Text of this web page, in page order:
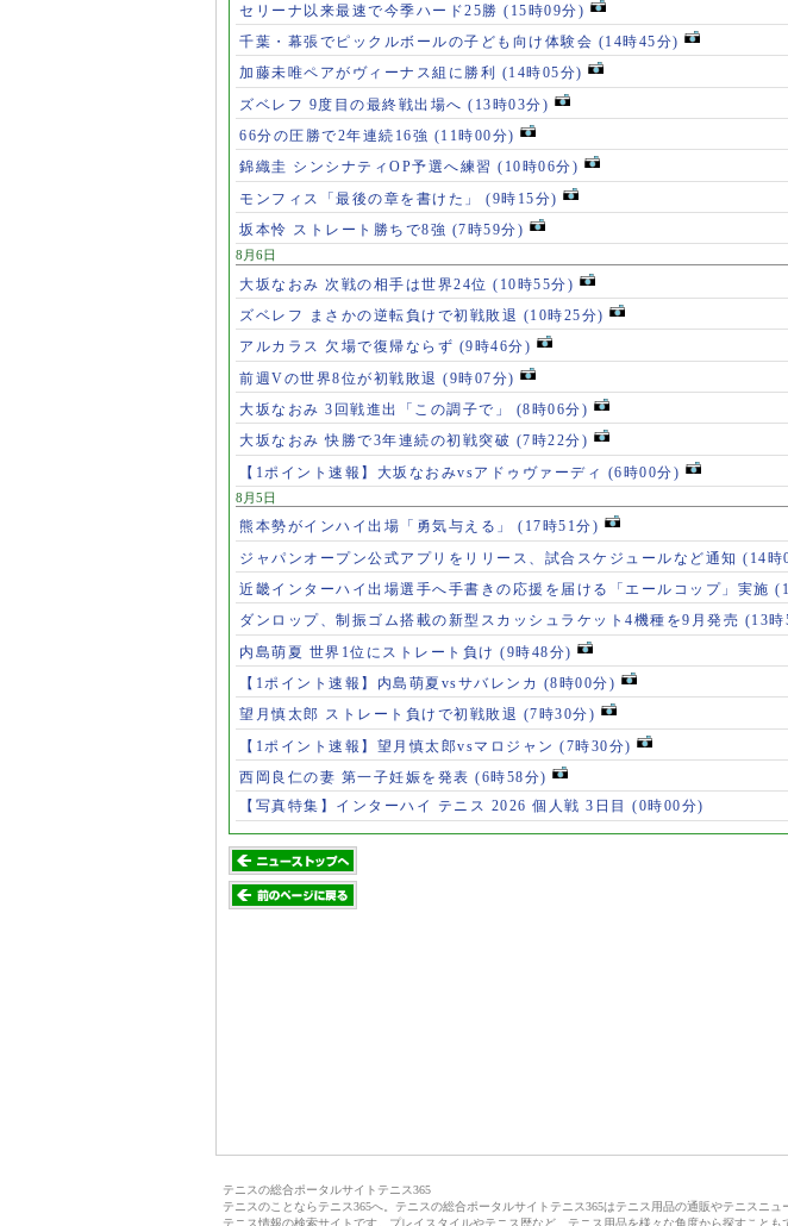
セリーナ以来最速で今季ハード25勝 (15時09分)
千葉・幕張でピックルボールの子ども向け体験会 (14時45分)
加藤未唯ペアがヴィーナス組に勝利 (14時05分)
ズベレフ 9度目の最終戦出場へ (13時03分)
66分の圧勝で2年連続16強 (11時00分)
錦織圭 シンシナティOP予選へ練習 (10時06分)
モンフィス「最後の章を書けた」 (9時15分)
坂本怜 ストレート勝ちで8強 (7時59分)
8月6日
大坂なおみ 次戦の相手は世界24位 (10時55分)
ズベレフ まさかの逆転負けで初戦敗退 (10時25分)
アルカラス 欠場で復帰ならず (9時46分)
前週Vの世界8位が初戦敗退 (9時07分)
大坂なおみ 3回戦進出「この調子で」 (8時06分)
大坂なおみ 快勝で3年連続の初戦突破 (7時22分)
【1ポイント速報】大坂なおみvsアドゥヴァーディ (6時00分)
8月5日
熊本勢がインハイ出場「勇気与える」 (17時51分)
ジャパンオープン公式アプリをリリース、試合スケジュールなど通知 (14時
近畿インターハイ出場選手へ手書きの応援を届ける「エールコップ」実施
ダンロップ、制振ゴム搭載の新型スカッシュラケット4機種を9月発売 (13時
内島萌夏 世界1位にストレート負け (9時48分)
【1ポイント速報】内島萌夏vsサバレンカ (8時00分)
望月慎太郎 ストレート負けで初戦敗退 (7時30分)
【1ポイント速報】望月慎太郎vsマロジャン (7時30分)
西岡良仁の妻 第一子妊娠を発表 (6時58分)
【写真特集】インターハイ テニス 2026 個人戦 3日目 (0時00分)
テニスの総合ポータルサイトテニス365
テニスのことならテニス365へ。テニスの総合ポータルサイトテニス365はテニス用品の通販やテニスニ